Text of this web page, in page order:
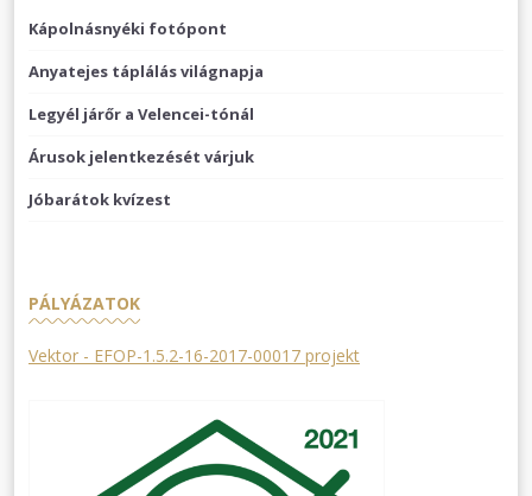
Kápolnásnyéki fotópont
Anyatejes táplálás világnapja
Legyél járőr a Velencei-tónál
Árusok jelentkezését várjuk
Jóbarátok kvízest
PÁLYÁZATOK
Vektor - EFOP-1.5.2-16-2017-00017 projekt